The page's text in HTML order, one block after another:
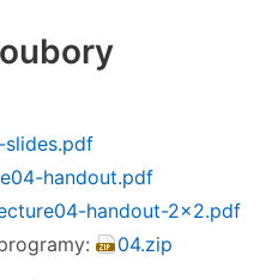
handout.pdf
handout-2x2.pdf
04.zip